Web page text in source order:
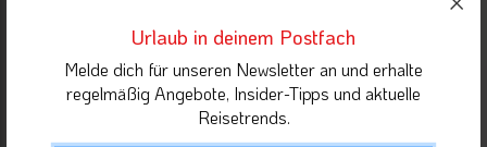
Urlaub in deinem Postfach
Melde dich für unseren Newsletter an und erhalte
regelmäßig Angebote, Insider-Tipps und aktuelle
Reisetrends.